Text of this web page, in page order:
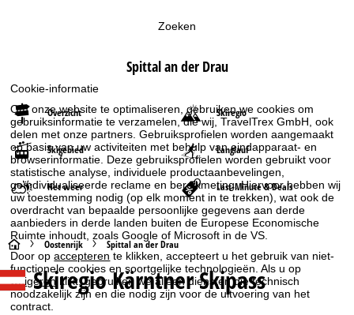
Cookie-informatie
Om onze website te optimaliseren, gebruiken we cookies om
gebruiksinformatie te verzamelen, die wij, TravelTrex GmbH, ook
delen met onze partners. Gebruiksprofielen worden aangemaakt
op basis van uw activiteiten met behulp van eindapparaat- en
browserinformatie. Deze gebruiksprofielen worden gebruikt voor
statistische analyse, individuele productaanbevelingen,
geïndividualiseerde reclame en bereikmeting. Hiervoor hebben wij
uw toestemming nodig (op elk moment in te trekken), wat ook de
overdracht van bepaalde persoonlijke gegevens aan derde
aanbieders in derde landen buiten de Europese Economische
Ruimte inhoudt, zoals Google of Microsoft in de VS.
Door opaccepteren te klikken, accepteert u het gebruik van niet-
functionele cookies en soortgelijke technologieën. Als u op
weigeren klikt, gebruiken we alleen diensten die technisch
noodzakelijk zijn en die nodig zijn voor de uitvoering van het
contract.
Zoeken
Spittal an der Drau
Overzicht Skiregio
Skigebied Langlauf
Het weer Last-Minute & Deals
S
t
a
Oostenrijk Spittal an der Drau
Skiregio Kärntner Skipass